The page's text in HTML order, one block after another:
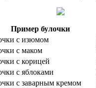
Пример булочки
с изюмом
с маком
с корицей
с яблоками
с заварным кремом